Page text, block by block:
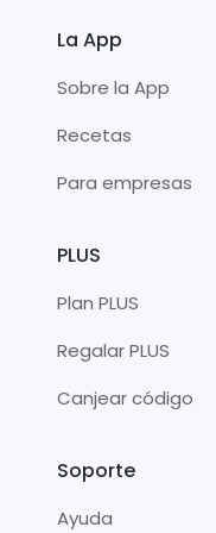
La App
Sobre la App
Recetas
Para empresas
PLUS
Plan PLUS
Regalar PLUS
Canjear código
Soporte
Ayuda